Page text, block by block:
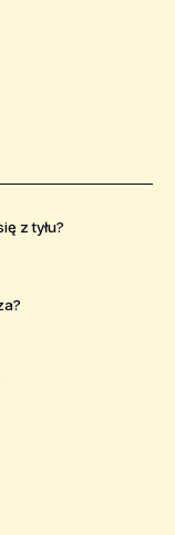
z tyłu?